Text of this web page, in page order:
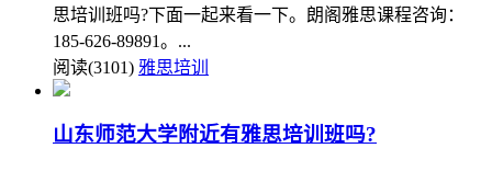
思培训班吗?下面一起来看一下。朗阁雅思课程咨询：
185-626-89891。...
阅读(3101) 雅思培训
山东师范大学附近有雅思培训班吗?